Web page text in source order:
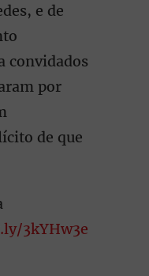
e de
convidados
por
de que
3kYHw3e